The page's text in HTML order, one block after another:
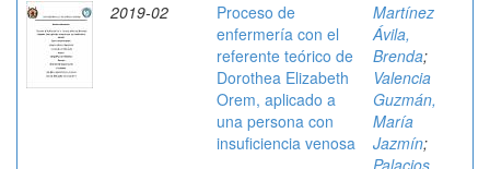
2019-02
Proceso de
enfermería con el
referente teórico de
Dorothea Elizabeth
Orem, aplicado a
una persona con
insuficiencia venosa
Martínez
Ávila,
Brenda;
Valencia
Guzmán,
María
Jazmín;
Palacios